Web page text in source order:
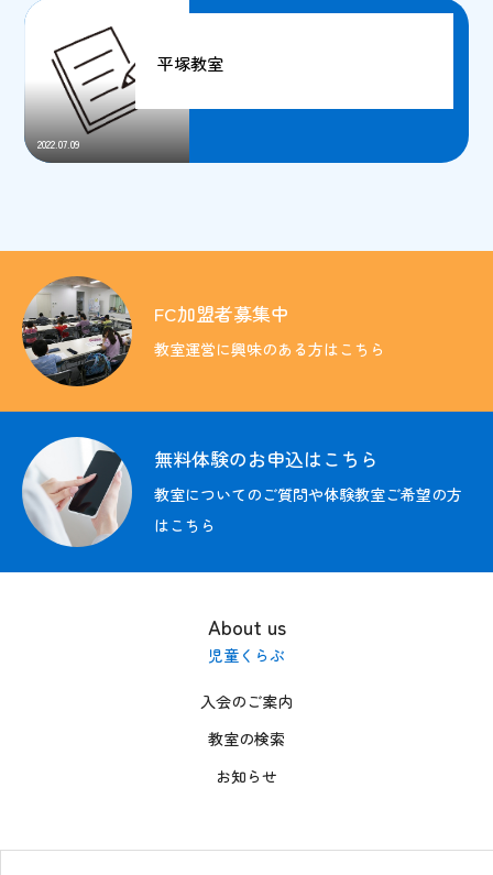
教育方針
入会のご案内
教室の検索
その他の情報
募集情報
お申込はこちら
平塚教室
2022.07.09
FC加盟者募集中
教室運営に興味のある方はこちら
無料体験のお申込はこちら
教室についてのご質問や体験教室ご希望の方
はこちら
About us
児童くらぶ
入会のご案内
教室の検索
お知らせ